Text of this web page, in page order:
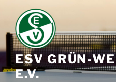
Inhalt
springen
ESV GRÜN-
.V.